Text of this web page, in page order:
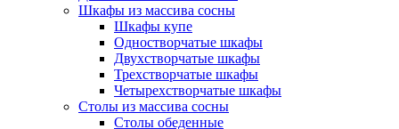
Шкафы из массива сосны
Шкафы купе
Одностворчатые шкафы
Двухстворчатые шкафы
Трехстворчатые шкафы
Четырехстворчатые шкафы
Столы из массива сосны
Столы обеденные